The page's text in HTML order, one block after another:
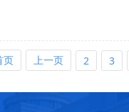
页 上一页 2 3